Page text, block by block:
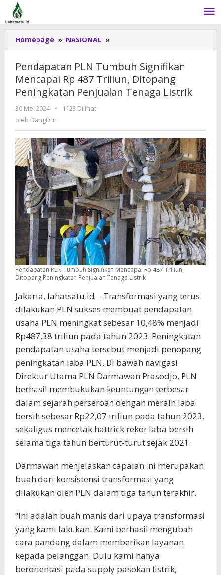
Lewati
konten
Homepage » NASIONAL »
PLN
Tumbuh
Signifikan
Mencapai
Rp
Peningkatan
Penjualan
Tenaga
Listrik
Pendapatan PLN Tumbuh Signifikan
Mencapai Rp 487 Triliun, Ditopang
Peningkatan Penjualan Tenaga Listrik
30 Mei 2024
oleh
DangDut
-
1123 Dilihat
oleh DangDut
Pendapatan PLN Tumbuh Signifikan Mencapai Rp 487 Triliun,
Ditopang Peningkatan Penjualan Tenaga Listrik
Jakarta, lahatsatu.id – Transformasi yang terus
dilakukan PLN sukses membuat pendapatan
usaha PLN meningkat sebesar 10,48% menjadi
Rp487,38 triliun pada tahun 2023. Peningkatan
pendapatan usaha tersebut menjadi penopang
peningkatan laba PLN. Di bawah navigasi
Direktur Utama PLN Darmawan Prasodjo, PLN
berhasil membukukan keuntungan terbesar
dalam sejarah perseroan dengan meraih laba
bersih sebesar Rp22,07 triliun pada tahun 2023,
sekaligus mencetak hattrick rekor laba bersih
selama tiga tahun berturut-turut sejak 2021.
Darmawan menjelaskan capaian ini merupakan
buah dari konsistensi transformasi yang
dilakukan oleh PLN dalam tiga tahun terakhir.
“Ini adalah buah manis dari upaya transformasi
yang kami lakukan. Kami berhasil mengubah
cara pandang dalam memberikan layanan
kepada pelanggan. Dulu kami hanya
berorientasi pada supply pasokan listrik,